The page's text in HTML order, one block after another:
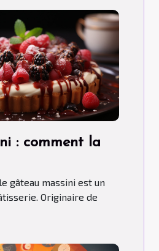
: comment la
gâteau massini est un
Originaire de